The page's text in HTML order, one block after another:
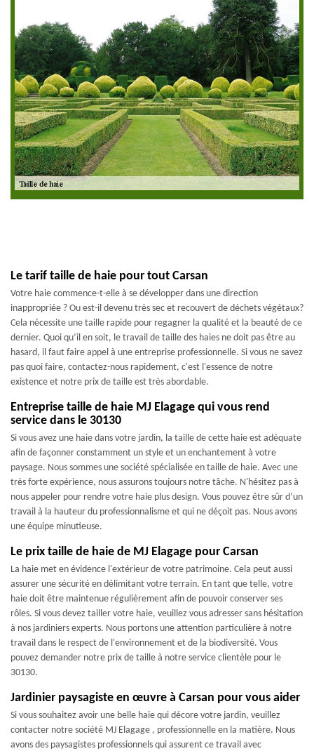
Le tarif taille de haie pour tout Carsan
Votre haie commence-t-elle à se développer dans une direction
inappropriée ? Ou est-il devenu très sec et recouvert de déchets végétaux?
Cela nécessite une taille rapide pour regagner la qualité et la beauté de ce
dernier. Quoi qu’il en soit, le travail de taille des haies ne doit pas être au
hasard, il faut faire appel à une entreprise professionnelle. Si vous ne savez
pas quoi faire, contactez-nous rapidement, c'est l'essence de notre
existence et notre prix de taille est très abordable.
Entreprise taille de haie MJ Elagage qui vous rend
service dans le 30130
Si vous avez une haie dans votre jardin, la taille de cette haie est adéquate
afin de façonner constamment un style et un enchantement à votre
paysage. Nous sommes une société spécialisée en taille de haie. Avec une
très forte expérience, nous assurons toujours notre tâche. N'hésitez pas à
nous appeler pour rendre votre haie plus design. Vous pouvez être sûr d’un
travail à la hauteur du professionnalisme et qui ne déçoit pas. Nous avons
une équipe minutieuse.
Le prix taille de haie de MJ Elagage pour Carsan
La haie met en évidence l'extérieur de votre patrimoine. Cela peut aussi
assurer une sécurité en délimitant votre terrain. En tant que telle, votre
haie doit être maintenue régulièrement afin de pouvoir conserver ses
rôles. Si vous devez tailler votre haie, veuillez vous adresser sans hésitation
à nos jardiniers experts. Nous portons une attention particulière à notre
travail dans le respect de l'environnement et de la biodiversité. Vous
pouvez demander notre prix de taille à notre service clientèle pour le
30130.
Jardinier paysagiste en œuvre à Carsan pour vous aider
Si vous souhaitez avoir une belle haie qui décore votre jardin, veuillez
contacter notre société MJ Elagage , professionnelle en la matière. Nous
avons des paysagistes professionnels qui assurent ce travail avec